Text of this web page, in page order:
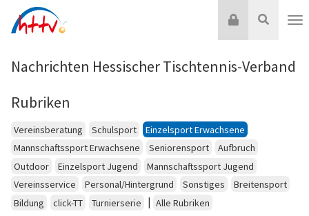
Inhalt
Suche
Login
Nachrichten Hessischer Tischtennis-Verband
Rubriken
Vereinsberatung Schulsport
Einzelsport Erwachsene
Mannschaftssport Erwachsene
Seniorensport
Aufbruch
Outdoor
Einzelsport Jugend
Mannschaftssport Jugend
Vereinsservice
Personal/Hintergrund Sonstiges
Breitensport
Bildung
click-TT Turnierserie | Alle Rubriken